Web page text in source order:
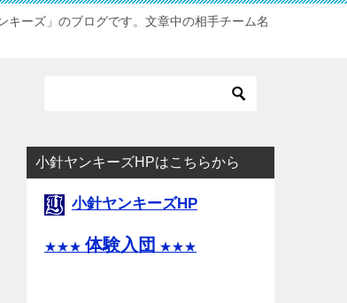
ーズ」のブログです。文章中の相手チーム名
小針ヤンキーズHPはこちらから
小針ヤンキーズHP
★★★ 体験入団 ★★★